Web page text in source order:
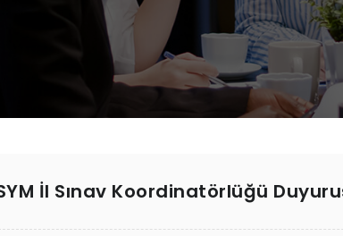
İl Sınav Koordinatörlüğü